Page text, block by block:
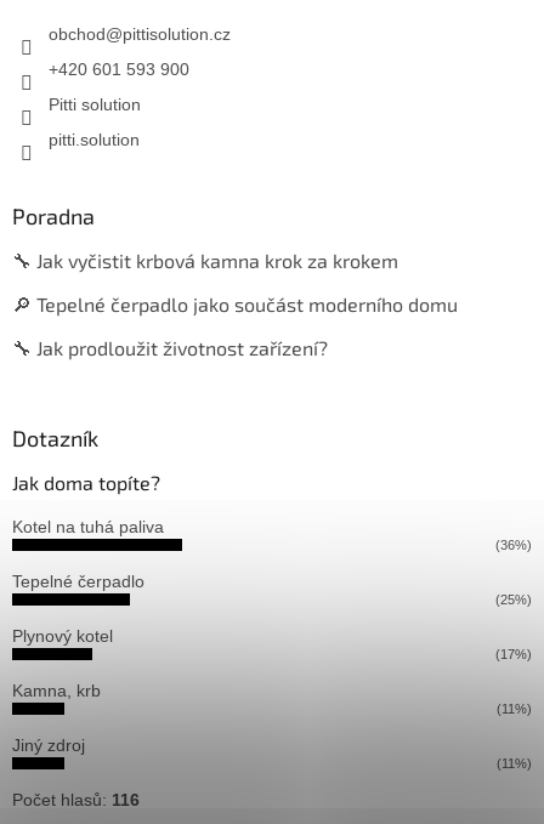
obchod@pittisolution.cz
+420 601 593 900
Pitti solution
pitti.solution
Poradna
🔧 Jak vyčistit krbová kamna krok za krokem
🔎 Tepelné čerpadlo jako součást moderního domu
🔧 Jak prodloužit životnost zařízení?
Dotazník
Jak doma topíte?
Kotel na tuhá paliva
(36%)
Tepelné čerpadlo
(25%)
Plynový kotel
(17%)
Kamna, krb
(11%)
Jiný zdroj
(11%)
Počet hlasů: 116